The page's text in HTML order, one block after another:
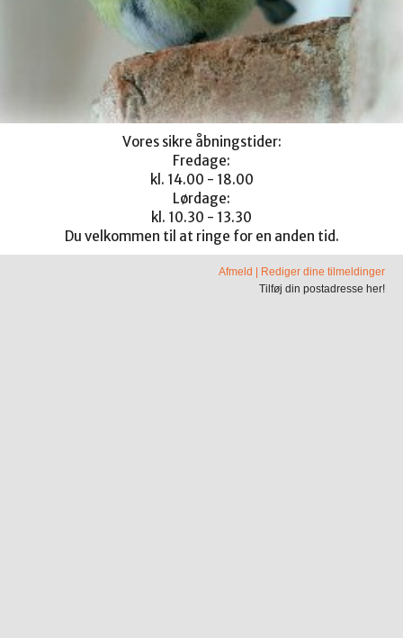
Vores sikre åbningstider:
Fredage:
kl. 14.00 - 18.00
Lørdage:
kl. 10.30 - 13.30
Du velkommen til at ringe for en anden tid.
Afmeld
Rediger dine tilmeldinger
Tilføj din postadresse her!